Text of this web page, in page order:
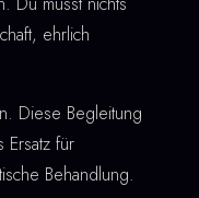
ehrlich
Diese Begleitung
Ersatz für
Behandlung.